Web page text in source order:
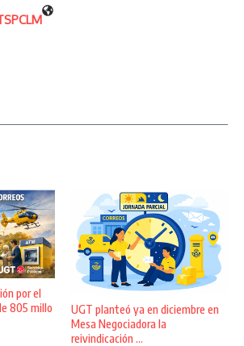
por el
805 millo
UGT planteó ya en diciembre en
Mesa Negociadora la
reivindicación ...